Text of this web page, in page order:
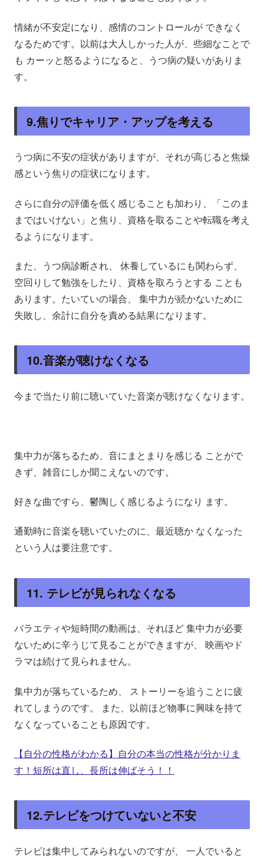
情緒が不安定になり、感情のコントロールが できなく
なるためです。以前は大人しかった人が、些細なことで
も カーッと怒るようになると、うつ病の疑いがありま
す。
9.焦りでキャリア・アップを考える
うつ病に不安の症状がありますが、それが高じると焦燥
感という焦りの症状になります。
さらに自分の評価を低く感じることも加わり、「このま
まではいけない」と焦り、資格を取ることや転職を考え
るようになります。
また、うつ病診断され、 休養しているにも関わらず、
空回りして勉強をしたり、資格を取ろうとする ことも
あります。たいていの場合、 集中力が続かないために
失敗し、余計に自分を責める結果になります。
10.音楽が聴けなくなる
今まで当たり前に聴いていた音楽が聴けなくなります。
集中力が落ちるため、音にまとまりを感じる ことがで
きず、雑音にしか聞こえないのです。
好きな曲ですら、鬱陶しく感じるようになり ます。
通勤時に音楽を聴いていたのに、最近聴か なくなった
という人は要注意です。
11. テレビが見られなくなる
バラエティや短時間の動画は、それほど 集中力が必要
ないために辛うじて見ることができますが、 映画やド
ラマは続けて見られません。
集中力が落ちているため、 ストーリーを追うことに疲
れてしまうのです。 また、以前ほど物事に興味を持て
なくなっていることも原因です。
【自分の性格がわかる】自分の本当の性格が分かりま
す！短所は直し、長所は伸ばそう！！
12.テレビをつけていないと不安
テレビは集中してみられないのですが、 一人でいると